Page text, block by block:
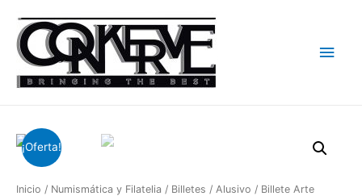
¡Oferta!
Inicio / Numismática y Filatelia / Billetes / Alusivo / Billete Arte